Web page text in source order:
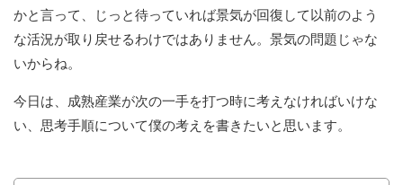
かと言って、じっと待っていれば景気が回復して以前のよう
な活況が取り戻せるわけではありません。景気の問題じゃな
いからね。
今日は、成熟産業が次の一手を打つ時に考えなければいけな
い、思考手順について僕の考えを書きたいと思います。